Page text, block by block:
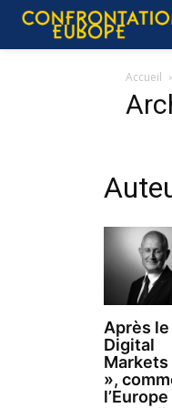
Accueil
Après le
Digital
»,
l’Europe